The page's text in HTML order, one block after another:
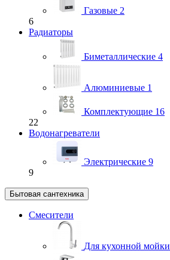
Газовые 2
6
Радиаторы
Биметаллические 4
Алюминиевые 1
Комплектующие 16
22
Водонагреватели
Электрические 9
9
Бытовая сантехника
Смесители
Для кухонной мойки